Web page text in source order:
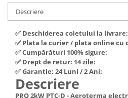
Nivela de masurat
Pistoale de impact electrice si
pneumatice
Pistoale de vopsit
Prelungitoare
Polizoare electrice de banc si
Hote Telescopice
Hote Traditionale
Hote Incorporabile
Hote Country
Hote Insula
Hote Cupolare
Accesorii, consumabile hote
Descriere
✅ Deschiderea coletului la livrare:
✅ Plata la curier / plata online cu
✅ Cumpărături 100% sigure:
✅ Drept de retur: 14 zile:
✅ Garantie: 24 Luni / 2 Ani:
Descriere
PRO 2kW PTC-D - Aeroterma